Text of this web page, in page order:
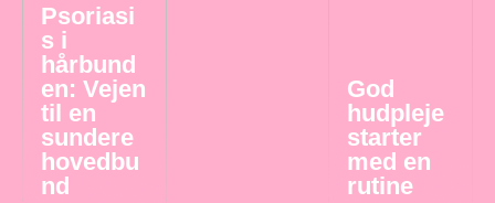
Psoriasi
s i
hårbund
en: Vejen
til en
sundere
hovedbu
nd
God
hudpleje
starter
med en
rutine